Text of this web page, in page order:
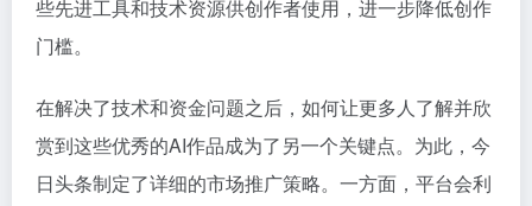
些先进工具和技术资源供创作者使用，进一步降低创作
门槛。
在解决了技术和资金问题之后，如何让更多人了解并欣
赏到这些优秀的AI作品成为了另一个关键点。为此，今
日头条制定了详细的市场推广策略。一方面，平台会利